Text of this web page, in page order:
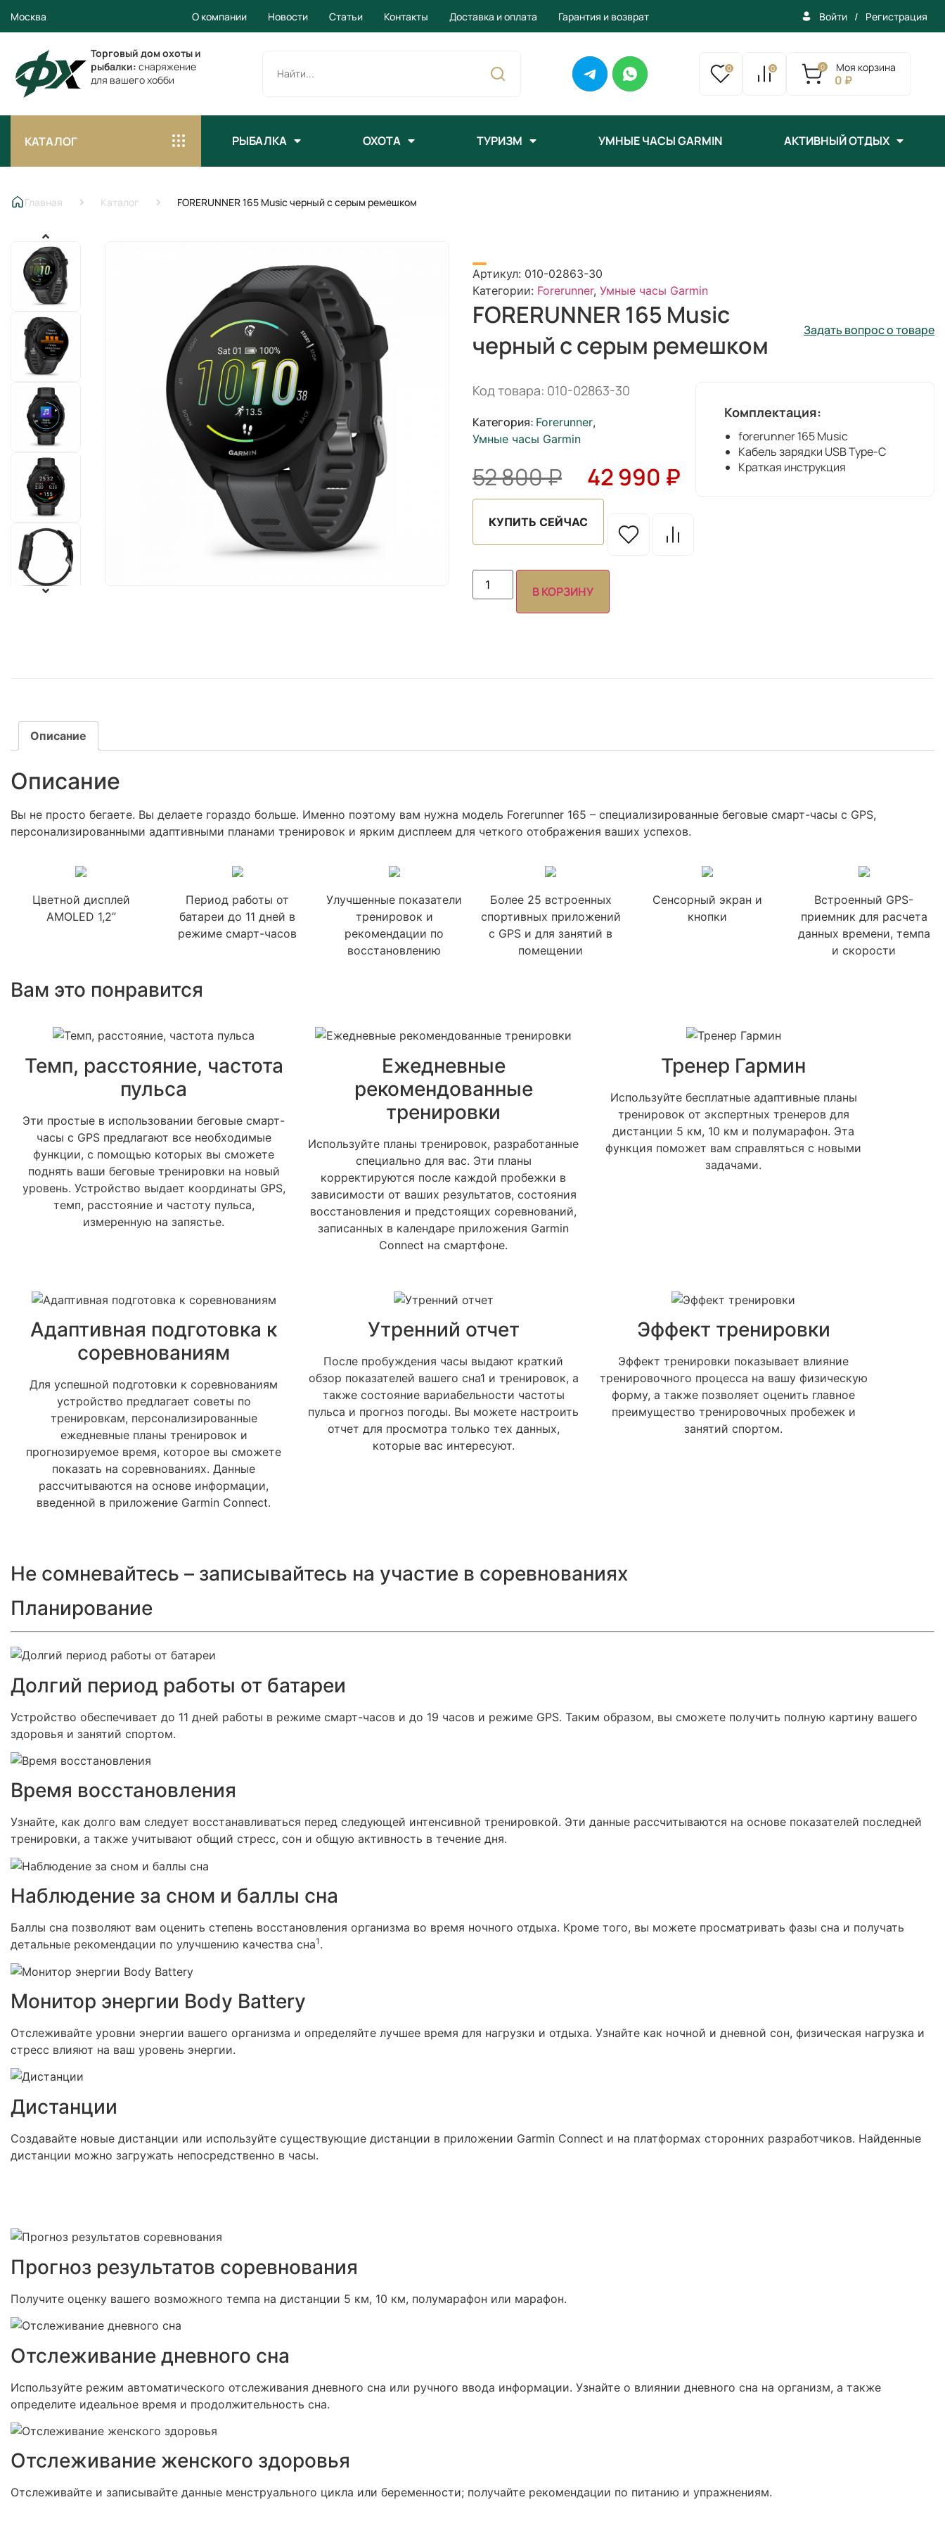
Москва О компании Новости Статьи Контакты Доставка и оплата Гарантия и возврат Войти / Регистрация
Торговый дом охоты и
рыбалки: снаряжение
для вашего хобби
0 0 Моя корзина
0
0 ₽
КАТАЛОГ РЫБАЛКА ОХОТА ТУРИЗМ УМНЫЕ ЧАСЫ GARMIN АКТИВНЫЙ ОТДЫХ
Главная Каталог FORERUNNER 165 Music черный с серым ремешком
Артикул: 010-02863-30
Категории: Forerunner, Умные часы Garmin
FORERUNNER 165 Music
черный с серым ремешком
Задать вопрос о товаре
Код товара: 010-02863-30
Категория: Forerunner,
Умные часы Garmin
52 800₽ 42 990 ₽
КУПИТЬ СЕЙЧАС
В КОРЗИНУ
Комплектация:
forerunner 165 Music
Кабель зарядки USB Type-C
Краткая инструкция
Описание
Описание
Вы не просто бегаете. Вы делаете гораздо больше. Именно поэтому вам нужна модель Forerunner 165 – специализированные беговые смарт-часы с GPS,
персонализированными адаптивными планами тренировок и ярким дисплеем для четкого отображения ваших успехов.
Цветной дисплей
AMOLED 1,2”
Период работы от
батареи до 11 дней в
режиме смарт-часов
Улучшенные показатели
тренировок и
рекомендации по
восстановлению
Более 25 встроенных
спортивных приложений
с GPS и для занятий в
помещении
Сенсорный экран и
кнопки
Встроенный GPS-
приемник для расчета
данных времени, темпа
и скорости
Вам это понравится
Темп, расстояние, частота
пульса
Эти простые в использовании беговые смарт-
часы с GPS предлагают все необходимые
функции, с помощью которых вы сможете
поднять ваши беговые тренировки на новый
уровень. Устройство выдает координаты GPS,
темп, расстояние и частоту пульса,
измеренную на запястье.
Ежедневные
рекомендованные
тренировки
Используйте планы тренировок, разработанные
специально для вас. Эти планы
корректируются после каждой пробежки в
зависимости от ваших результатов, состояния
восстановления и предстоящих соревнований,
записанных в календаре приложения Garmin
Connect на смартфоне.
Тренер Гармин
Используйте бесплатные адаптивные планы
тренировок от экспертных тренеров для
дистанции 5 км, 10 км и полумарафон. Эта
функция поможет вам справляться с новыми
задачами.
Адаптивная подготовка к
соревнованиям
Для успешной подготовки к соревнованиям
устройство предлагает советы по
тренировкам, персонализированные
ежедневные планы тренировок и
прогнозируемое время, которое вы сможете
показать на соревнованиях. Данные
рассчитываются на основе информации,
введенной в приложение Garmin Connect.
Утренний отчет
После пробуждения часы выдают краткий
обзор показателей вашего сна1 и тренировок, а
также состояние вариабельности частоты
пульса и прогноз погоды. Вы можете настроить
отчет для просмотра только тех данных,
которые вас интересуют.
Эффект тренировки
Эффект тренировки показывает влияние
тренировочного процесса на вашу физическую
форму, а также позволяет оценить главное
преимущество тренировочных пробежек и
занятий спортом.
Не сомневайтесь – записывайтесь на участие в соревнованиях
Планирование
Долгий период работы от батареи
Устройство обеспечивает до 11 дней работы в режиме смарт-часов и до 19 часов и режиме GPS. Таким образом, вы сможете получить полную картину вашего
здоровья и занятий спортом.
Время восстановления
Узнайте, как долго вам следует восстанавливаться перед следующей интенсивной тренировкой. Эти данные рассчитываются на основе показателей последней
тренировки, а также учитывают общий стресс, сон и общую активность в течение дня.
Наблюдение за сном и баллы сна
Баллы сна позволяют вам оценить степень восстановления организма во время ночного отдыха. Кроме того, вы можете просматривать фазы сна и получать
детальные рекомендации по улучшению качества сна1 .
Монитор энергии Body Battery
Отслеживайте уровни энергии вашего организма и определяйте лучшее время для нагрузки и отдыха. Узнайте как ночной и дневной сон, физическая нагрузка и
стресс влияют на ваш уровень энергии.
Дистанции
Создавайте новые дистанции или используйте существующие дистанции в приложении Garmin Connect и на платформах сторонних разработчиков. Найденные
дистанции можно загружать непосредственно в часы.
Прогноз результатов соревнования
Получите оценку вашего возможного темпа на дистанции 5 км, 10 км, полумарафон или марафон.
Отслеживание дневного сна
Используйте режим автоматического отслеживания дневного сна или ручного ввода информации. Узнайте о влиянии дневного сна на организм, а также
определите идеальное время и продолжительность сна.
Отслеживание женского здоровья
Отслеживайте и записывайте данные менструального цикла или беременности; получайте рекомендации по питанию и упражнениям.
Даю согласие на обработкумоих персональных данных
Задать вопрос
Вы можете задать любой вопрос на тему нашей продукции
Даю согласие на обработку
ОТПРАВИТЬ
Предзаказ